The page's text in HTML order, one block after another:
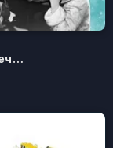
Эта замечательная жизнь